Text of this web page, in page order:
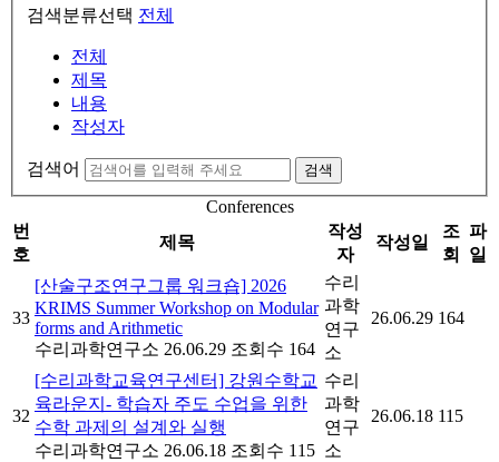
검색분류선택 전체
전체
제목
내용
작성자
검색어 검색
Conferences
번
호
제목
작성
자
작성일
조
회
파
일
33
[산술구조연구그룹 워크숍] 2026
KRIMS Summer Workshop on Modular
forms and Arithmetic
수리과학연구소 26.06.29 조회수 164
수리
과학
연구
소
26.06.29 164
32
[수리과학교육연구센터] 강원수학교
육라운지- 학습자 주도 수업을 위한
수학 과제의 설계와 실행
수리과학연구소 26.06.18 조회수 115
수리
과학
연구
소
26.06.18 115